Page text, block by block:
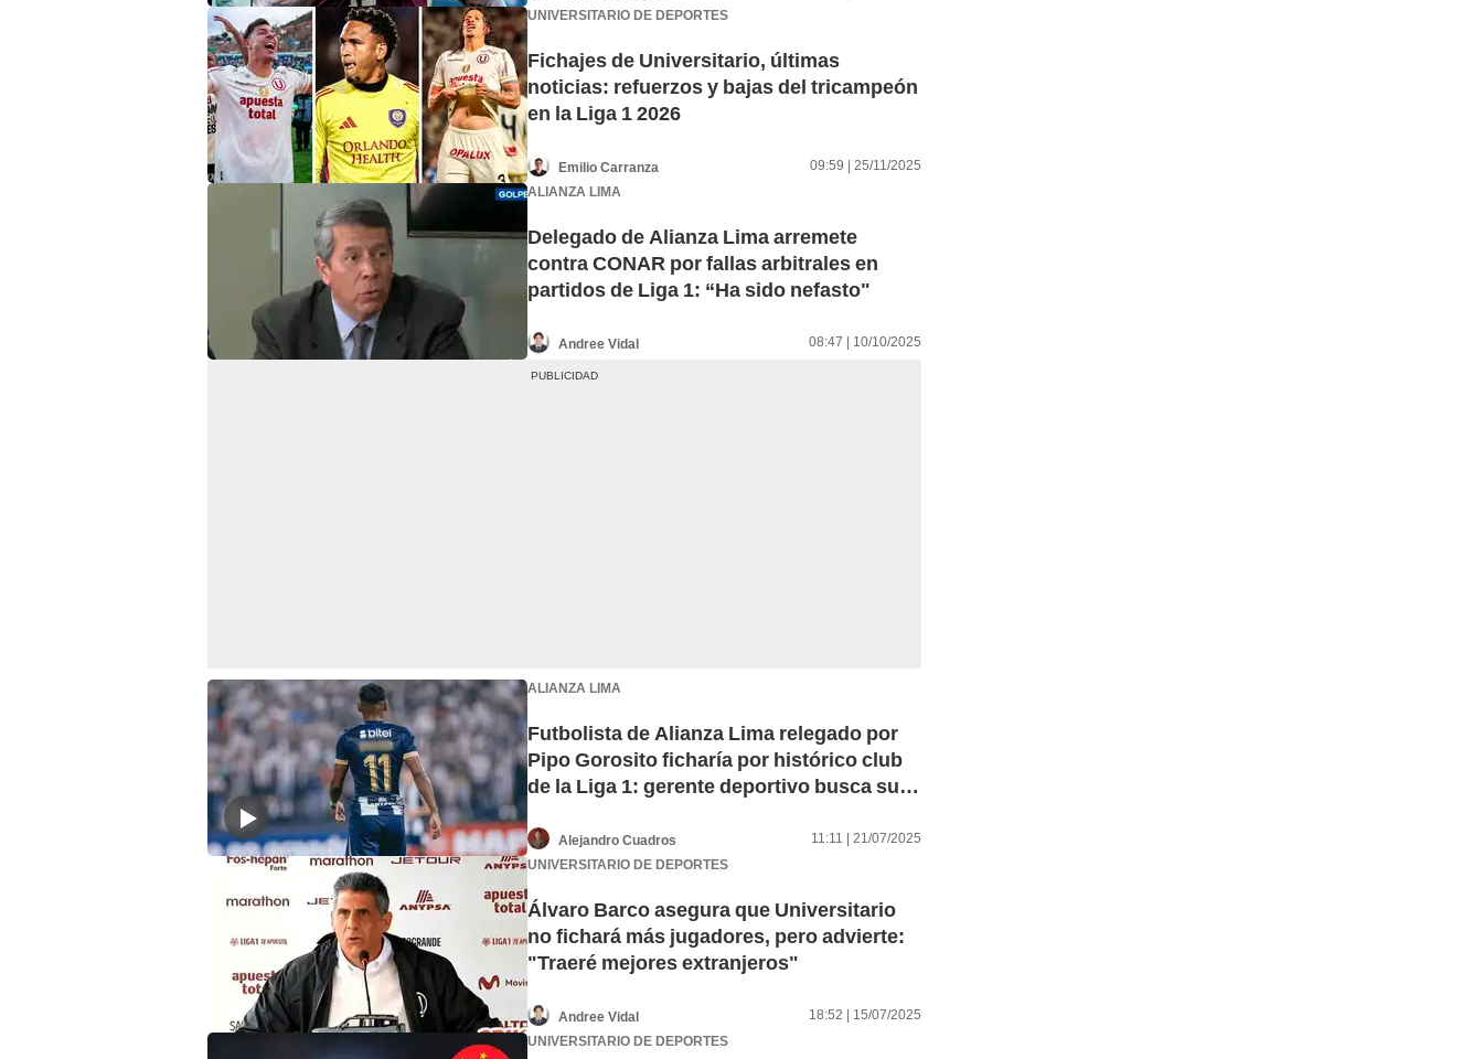
UNIVERSITARIO DE DEPORTES
Fichajes de Universitario, últimas
noticias: refuerzos y bajas del tricampeón
en la Liga 1 2026
Emilio Carranza
09:59 | 25/11/2025
ALIANZA LIMA
Delegado de Alianza Lima arremete
contra CONAR por fallas arbitrales en
partidos de Liga 1: “Ha sido nefasto"
Andree Vidal 08:47 | 10/10/2025
ALIANZA LIMA
Futbolista de Alianza Lima relegado por
Pipo Gorosito ficharía por histórico club
de la Liga 1: gerente deportivo busca su
Alejandro Cuadros
11:11 | 21/07/2025
UNIVERSITARIO DE DEPORTES
Álvaro Barco asegura que Universitario
no fichará más jugadores, pero advierte:
"Traeré mejores extranjeros"
Andree Vidal
18:52 | 15/07/2025
UNIVERSITARIO DE DEPORTES